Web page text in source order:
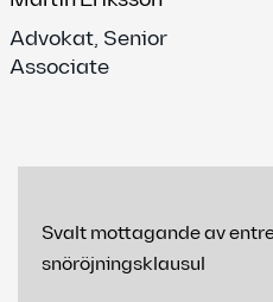
Advokat, Senior
Associate
Svalt mottagande av
snöröjningsklausul